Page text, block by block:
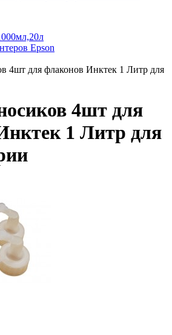
Epson
4шт для флаконов Инктек 1 Литр для
4шт для
1 Литр для